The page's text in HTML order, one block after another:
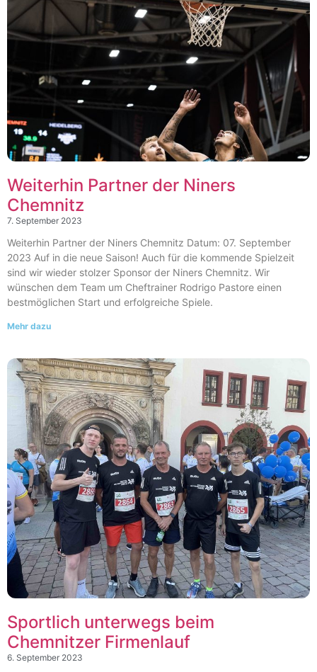
Weiterhin Partner der Niners
Chemnitz​
7. September 2023
Weiterhin Partner der Niners Chemnitz Datum: 07. September
2023 Auf in die neue Saison! Auch für die kommende Spielzeit
sind wir wieder stolzer Sponsor der Niners Chemnitz. Wir
wünschen dem Team um Cheftrainer Rodrigo Pastore einen
bestmöglichen Start und erfolgreiche Spiele.
Mehr dazu
Sportlich unterwegs beim
Chemnitzer Firmenlauf​
6. September 2023